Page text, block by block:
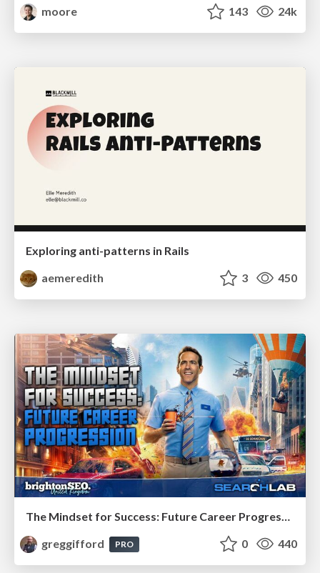
moore
143 24k
Exploring anti-patterns in Rails
aemeredith
3 450
The Mindset for Success: Future Career Progression
greggifford
PRO 0 440